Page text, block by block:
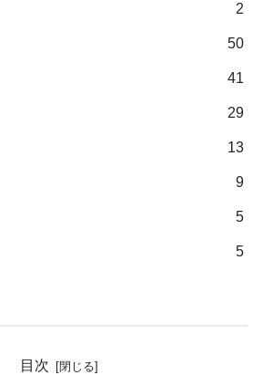
2
50
41
29
13
9
5
5
目次